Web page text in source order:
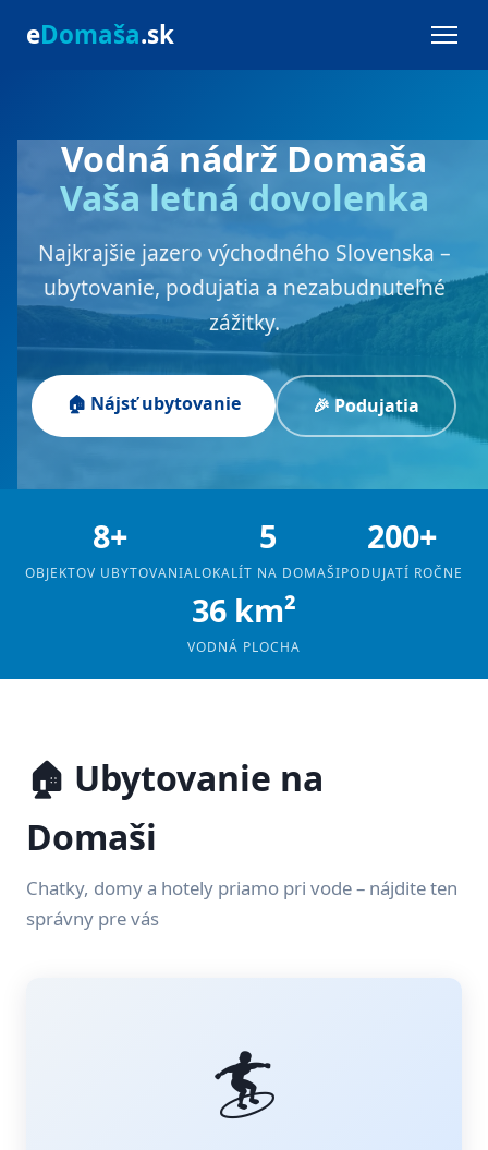
eDomaša.sk
Vodná nádrž Domaša
Vaša letná dovolenka
Najkrajšie jazero východného Slovenska –
ubytovanie, podujatia a nezabudnuteľné
zážitky.
🏠 Nájsť ubytovanie 🎉 Podujatia
8+
OBJEKTOV UBYTOVANIA
5
LOKALÍT NA DOMAŠI
200+
PODUJATÍ ROČNE
36 km²
VODNÁ PLOCHA
🏠 Ubytovanie na
Domaši
Chatky, domy a hotely priamo pri vode – nájdite ten
správny pre vás
🏄